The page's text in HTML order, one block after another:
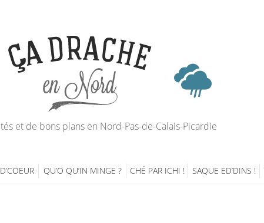
et de bons plans en Nord-Pas-de-Calais-Picardie
QU’O QU’IN MINGE ? CHÉ PAR ICHI ! SAQUE ED’DINS !